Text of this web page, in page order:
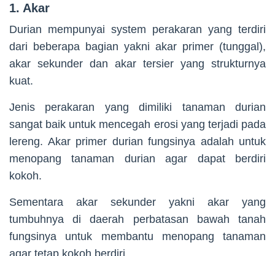
1. Akar
Durian mempunyai system perakaran yang terdiri
dari beberapa bagian yakni akar primer (tunggal),
akar sekunder dan akar tersier yang strukturnya
kuat.
Jenis perakaran yang dimiliki tanaman durian
sangat baik untuk mencegah erosi yang terjadi pada
lereng. Akar primer durian fungsinya adalah untuk
menopang tanaman durian agar dapat berdiri
kokoh.
Sementara akar sekunder yakni akar yang
tumbuhnya di daerah perbatasan bawah tanah
fungsinya untuk membantu menopang tanaman